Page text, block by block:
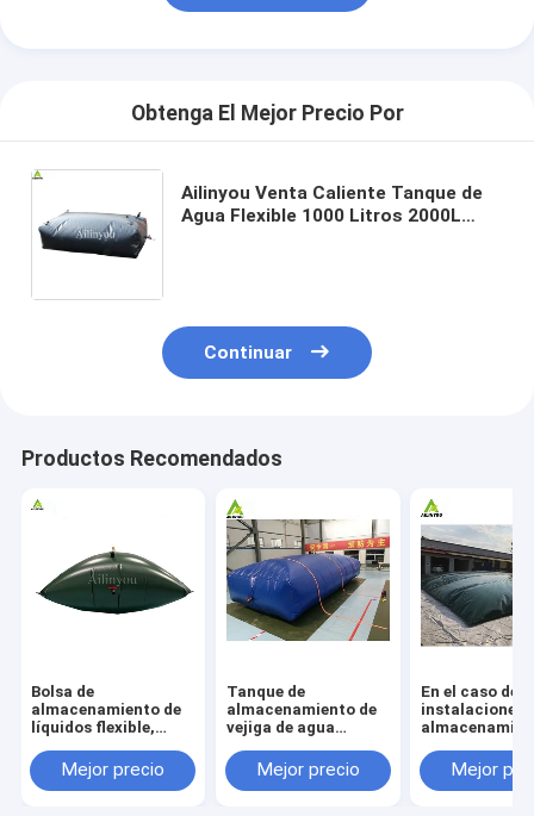
Obtenga El Mejor Precio Por
Ailinyou Venta Caliente Tanque de
Agua Flexible 1000 Litros 2000L
Continuar
Productos Recomendados
Bolsa de
almacenamiento de
líquidos flexible,
almacenamiento de
agua tipo almohada
Mejor precio
Tanque de
almacenamiento de
vejiga de agua
galones Tanque de
almacenamiento de
Mejor precio
En el caso de
instalaciones
utilizará un
de
Mejor